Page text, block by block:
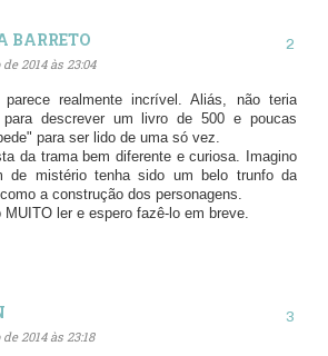
BARRETO
2014 às 23:04
parece realmente incrível. Aliás, não teria
para descrever um livro de 500 e poucas
para ser lido de uma só vez.
da trama bem diferente e curiosa. Imagino
de mistério tenha sido um belo trunfo da
a construção dos personagens.
MUITO ler e espero fazê-lo em breve.
2014 às 23:18